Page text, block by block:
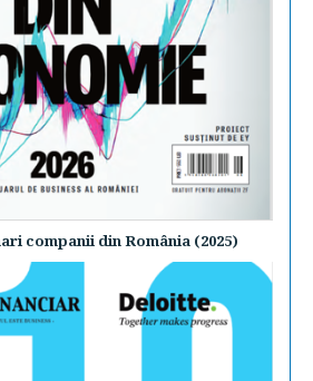
companii din România (2025)